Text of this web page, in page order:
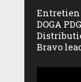
Entretien
DOGA
Bravo